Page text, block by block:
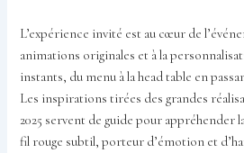
L’expérience invité est au cœur de
animations originales et à la
instants, du menu à la head table en
Les inspirations tirées des grandes
2025 servent de guide pour appréhender
fil rouge subtil, porteur d’émotion et